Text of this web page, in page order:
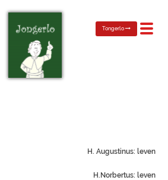
Toggle
Tongerlo
H. Augustinus: leven
H.Norbertus: leven